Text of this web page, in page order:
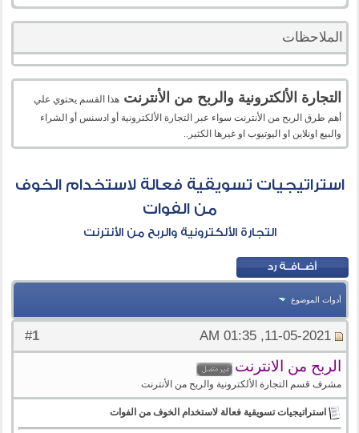
الملاحظات
التجارة الألكترونية والربح من الأنترنت هذا القسم يحتوي علي
أهم طرق الربح من الأنترنت سواء عبر التجارة الألكترونية أو ادسنس أو الشراء
والبيع اونلاين او اليوتيوب او غيرها الكثير..
استراتيجيات تسويقية فعالة لاستخدام الخوف
من الفوات
التجارة الألكترونية والربح من الأنترنت
أدوات الموضوع
#
1 11-05-2021, 01:35 AM
الربح من الانترنت
مشرف قسم التجارة الألكترونية والربح من الأنترنت
استراتيجيات تسويقية فعالة لاستخدام الخوف من الفوات